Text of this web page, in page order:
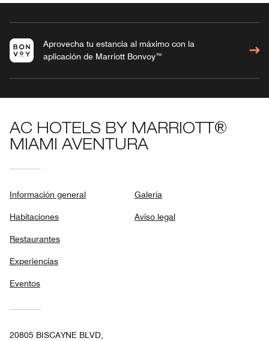
Aprovecha tu estancia al máximo con la
aplicación de Marriott Bonvoy™
AC HOTELS BY MARRIOTT®
MIAMI AVENTURA
Información general
Habitaciones
Restaurantes
Experiencias
Eventos
Galería
Aviso legal
20805 BISCAYNE BLVD,